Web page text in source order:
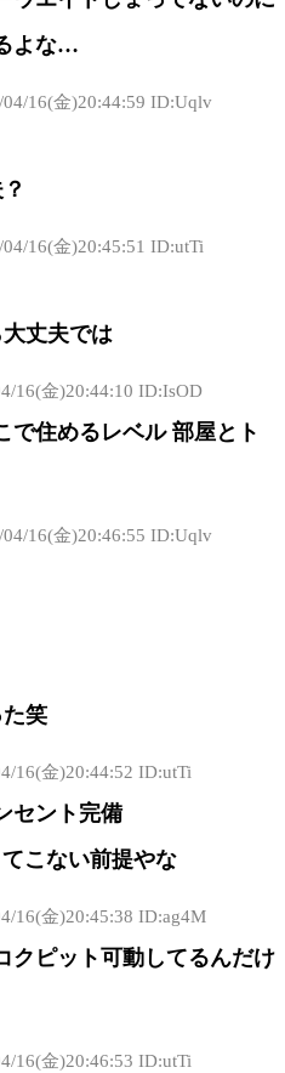
よな…
04/16(金)20:44:59 ID:Uqlv
04/16(金)20:45:51 ID:utTi
丈夫では
16(金)20:44:10 ID:IsOD
で住めるレベル 部屋とト
04/16(金)20:46:55 ID:Uqlv
笑
16(金)20:44:52 ID:utTi
セント完備
こない前提やな
16(金)20:45:38 ID:ag4M
クピット可動してるんだけ
16(金)20:46:53 ID:utTi